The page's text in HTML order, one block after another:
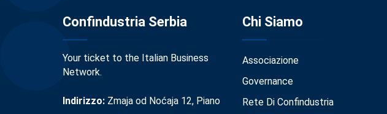
Confindustria Serbia
Your ticket to the Italian Business
Network.
Indirizzo: Zmaja od Noćaja 12, Piano
Chi Siamo
Associazione
Governance
Rete Di Confindustria